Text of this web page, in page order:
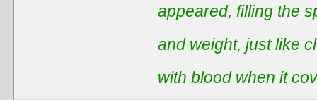
appeared, filling the
and weight, just like
with blood when it